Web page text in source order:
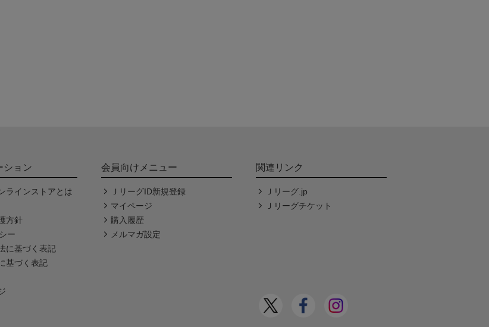
ション
ラインストアとは
方針
ー
に基づく表記
基づく表記
会員向けメニュー
ＪリーグID新規登録
マイページ
購入履歴
メルマガ設定
関連リンク
Ｊリーグ.jp
Ｊリーグチケット